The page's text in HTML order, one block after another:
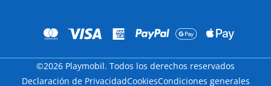
©2026 Playmobil. Todos los derechos reservados
Declaración de PrivacidadCookiesCondiciones generales